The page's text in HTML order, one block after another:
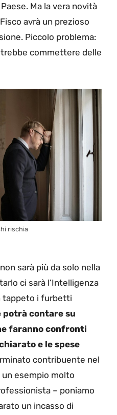
Ma la vera novità
avrà un prezioso
Piccolo problema:
commettere delle
rischia
sarà più da solo nella
ci sarà l’Intelligenza
tappeto i furbetti
potrà contare su
faranno confronti
e le spese
contribuente nel
un esempio molto
– poniamo
un incasso di